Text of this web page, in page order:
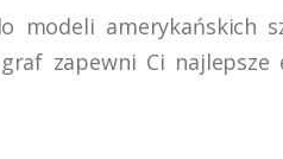
amerykańskich
zapewni Ci najlepsze